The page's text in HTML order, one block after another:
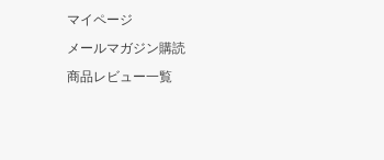
マイページ
メールマガジン購読
商品レビュー一覧